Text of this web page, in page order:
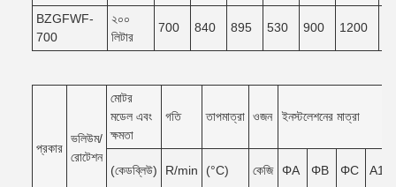
BZGFWF-
700
২০০
লিটার
700 840 895 530 900 1200
প্রকার
ভলিউম/
রোটেশন
মোটর
মডেল এবং
ক্ষমতা
গতি তাপমাত্রা ওজন ইনস্টলেশনের মাত্রা
(কেডব্লিউ) R/min (°C) কেজি ΦA ΦB ΦC A1